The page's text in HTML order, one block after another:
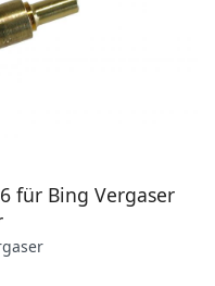
für Bing Vergaser